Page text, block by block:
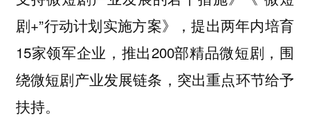
剧+”行动计划实施方案》，提出两年内培育
15家领军企业，推出200部精品微短剧，围
绕微短剧产业发展链条，突出重点环节给予
扶持。